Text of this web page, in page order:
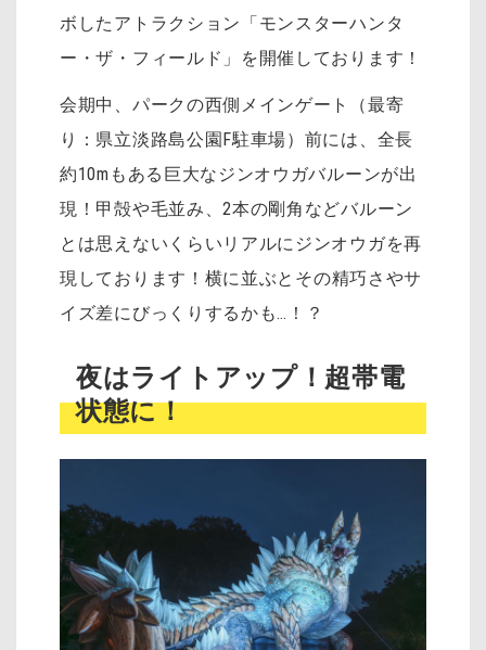
ボしたアトラクション「モンスターハンタ
ー・ザ・フィールド」を開催しております！
会期中、パークの西側メインゲート（最寄
り：県立淡路島公園F駐車場）前には、全長
約10mもある巨大なジンオウガバルーンが出
現！甲殻や毛並み、2本の剛角などバルーン
とは思えないくらいリアルにジンオウガを再
現しております ！横に並ぶとその精巧さやサ
イズ差にびっくりするかも…！？
夜はライトアップ！超帯電
状態に！